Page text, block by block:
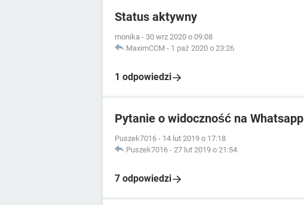
Status aktywny
monika - 30 wrz 2020 o 09:08
MaximCCM - 1 paź 2020 o 23:26
1 odpowiedzi
Pytanie o widoczność na Whatsapp
Puszek7016 - 14 lut 2019 o 17:18
Puszek7016 - 27 lut 2019 o 21:54
7 odpowiedzi